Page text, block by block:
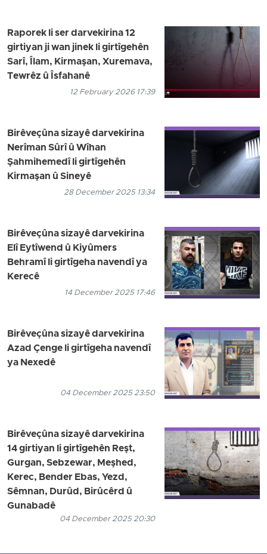
Raporek li ser darvekirina 12
girtiyan ji wan jinek li girtîgehên
Sarî, Îlam, Kirmaşan, Xuremava,
Tewrêz û Îsfahanê
12 February 2026 17:39
Birêveçûna sizayê darvekirina
Nerîman Sûrî û Wîhan
Şahmihemedî li girtîgehên
Kirmaşan û Sineyê
28 December 2025 13:34
Birêveçûna sizayê darvekirina
Elî Eytîwend û Kiyûmers
Behramî li girtîgeha navendî ya
Kerecê
14 December 2025 17:46
Birêveçûna sizayê darvekirina
Azad Çenge li girtîgeha navendî
ya Nexedê
04 December 2025 23:50
Birêveçûna sizayê darvekirina
14 girtiyan li girtîgehên Reşt,
Gurgan, Sebzewar, Meşhed,
Kerec, Bender Ebas, Yezd,
Sêmnan, Durûd, Birûcêrd û
Gunabadê
04 December 2025 20:30